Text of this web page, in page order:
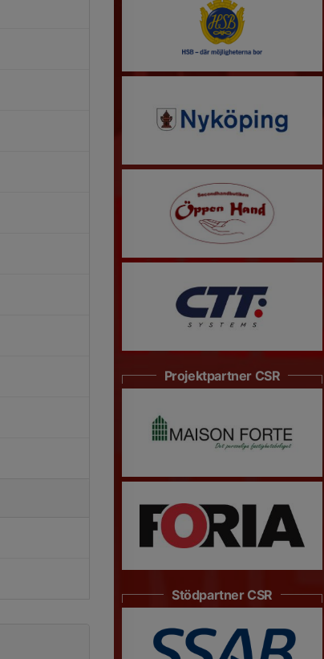
Projektpartner CSR
Stödpartner CSR